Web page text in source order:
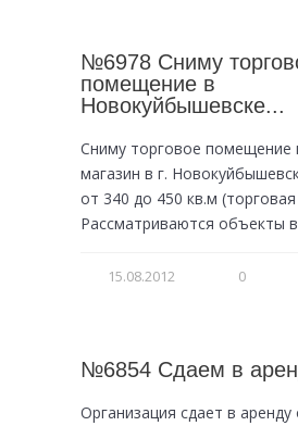
№6978 Сниму
помещение в
Новокуйбышевске...
Сниму торговое помещение
магазин в г.
от 340 до 450 кв.м
Рассматриваются объекты
15.08.2012 0
№6854 Сдаем в
Организация сдает в